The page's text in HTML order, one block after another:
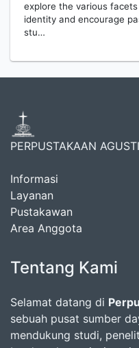
explore the various
identity and encourage
stu…
PERPUSTAKAAN
Informasi
Layanan
Pustakawan
Area Anggota
Tentang Kami
Selamat datang di
sebuah pusat sumber
mendukung studi,